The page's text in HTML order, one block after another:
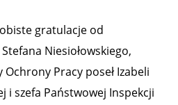
gratulacje od
Niesiołowskiego,
Pracy poseł Izabeli
i szefa Państwowej Inspekcji